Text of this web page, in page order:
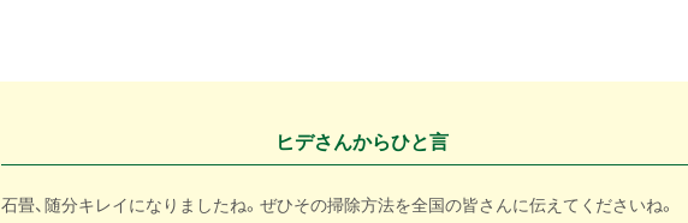
ヒデさんからひと言
石畳、随分キレイになりましたね。ぜひその掃除方法を全国の皆さんに伝えてくださいね。